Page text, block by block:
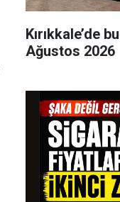
Kırıkkale’de
Ağustos 2026